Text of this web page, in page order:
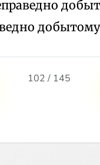
102 / 145